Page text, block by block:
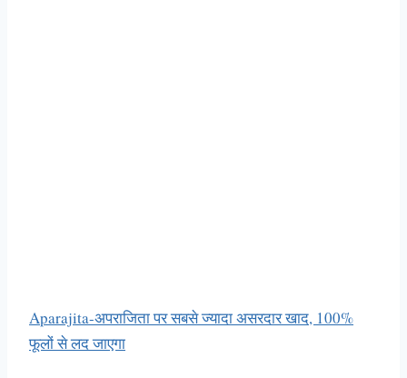
Aparajita-अपराजिता पर सबसे ज्यादा असरदार खाद, 100%
फूलों से लद जाएगा